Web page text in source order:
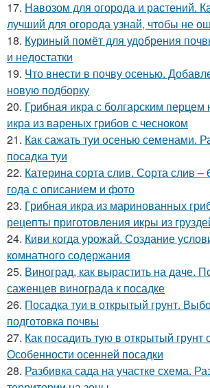
17. Навозом для огорода и растений.
лучший для огорода узнай, чтобы не
18. Куриный помёт для удобрения
и недостатки
19. Что внести в почву осенью.
новую подборку
20. Грибная икра с болгарским перцем
икра из вареных грибов с чесноком
21. Как сажать туи осенью семенами.
посадка туи
22. Катерина сорта слив. Сорта слив –
года с описанием и фото
23. Грибная икра из маринованных
рецепты приготовления икры из
24. Киви когда урожай. Создание
комнатного содержания
25. Виноград, как вырастить на даче.
саженцев винограда к посадке
26. Посадка туи в открытый грунт.
подготовка почвы
27. Как посадить тую в открытый грунт
Особенности осенней посадки
28. Разбивка сада на участке схема.